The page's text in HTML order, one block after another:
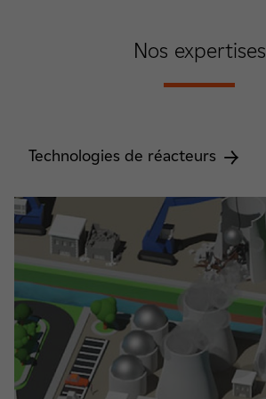
Nos expertises
Technologies de réacteurs